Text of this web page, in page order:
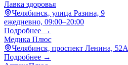
Лавка здоровья
Челябинск, улица Разина, 9
ежедневно, 09:00–20:00
Подробнее →
Медика Плюс
Челябинск, проспект Ленина, 52А
Подробнее →